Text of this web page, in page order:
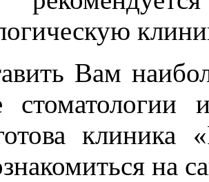
Вам
стоматологии
клиника
на